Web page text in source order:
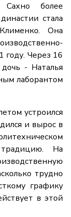
более
стала
Она
году. Через 16
- Наталья
лаборантом
устроился
и вырос в
На
трудно
графику
в этой